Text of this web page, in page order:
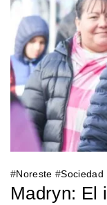
#Noreste #Sociedad
Madryn: El